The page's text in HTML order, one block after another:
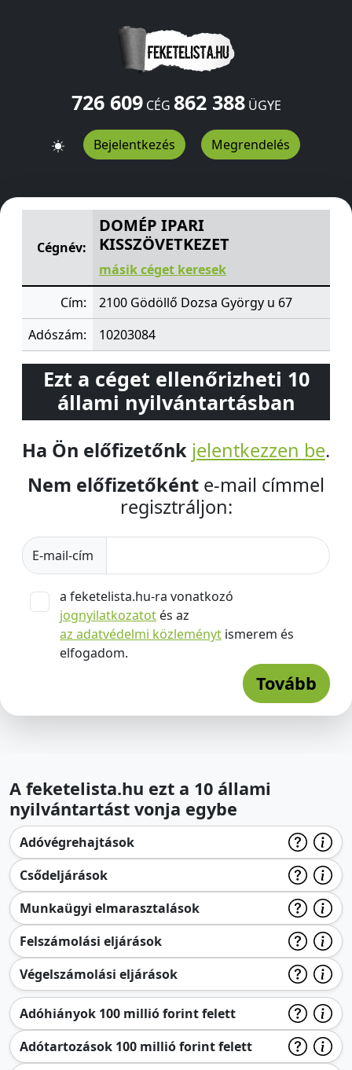
726 609CÉG 862 388ÜGYE
Bejelentkezés Megrendelés
DOMÉP IPARI KISSZÖVETKEZET
Cégnév:
DOMÉP IPARI
KISSZÖVETKEZET
másik céget keresek
Cím:
2100 Gödöllő Dozsa György u 67
Adószám:
10203084
Ezt a céget ellenőrizheti 10
állami nyilvántartásban
Ha Ön előfizetőnk jelentkezzen be.
Nem előfizetőként e-mail címmel
regisztráljon:
E-mail-cím
a feketelista.hu-ra vonatkozó
jognyilatkozatot és az
az adatvédelmi közleményt ismerem és
elfogadom.
Tovább
A feketelista.hu ezt a 10 állami
nyilvántartást vonja egybe
Adóvégrehajtások
Csődeljárások
Munkaügyi elmarasztalások
Felszámolási eljárások
Végelszámolási eljárások
Adóhiányok 100 millió forint felett
Adótartozások 100 millió forint felett